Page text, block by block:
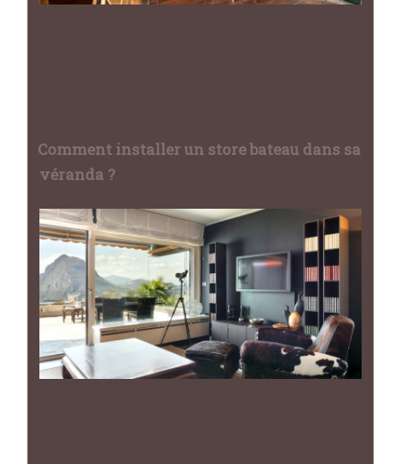
Comment installer un store bateau dans sa
véranda ?